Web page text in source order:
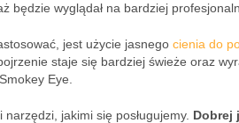
będzie wyglądał na bardziej
jest użycie jasnego cienia do
staje się bardziej świeże oraz
Eye.
jakimi się posługujemy. Dobrej